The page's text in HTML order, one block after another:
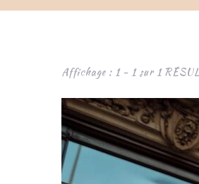
Affichage : 1 - 1 sur 1